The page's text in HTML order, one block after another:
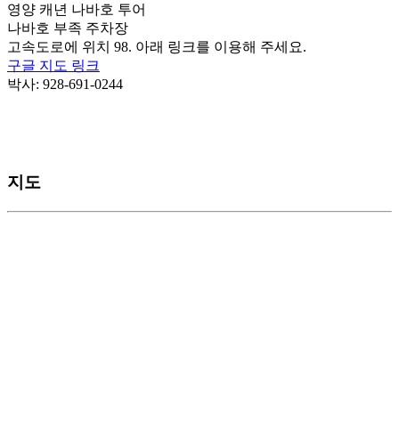
영양 캐년 나바호 투어
나바호 부족 주차장
고속도로에 위치 98. 아래 링크를 이용해 주세요.
구글 지도 링크
박사: 928-691-0244
지도